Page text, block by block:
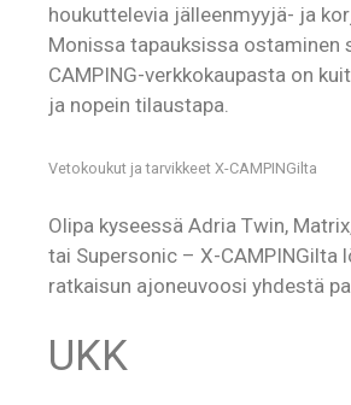
houkuttelevia jälleenmyyjä- ja
Monissa tapauksissa ostaminen
CAMPING-verkkokaupasta on
ja nopein tilaustapa.
Vetokoukut ja tarvikkeet X-CAMPINGilta
Olipa kyseessä Adria Twin,
tai Supersonic – X-CAMPINGilta
ratkaisun ajoneuvoosi yhdestä
UKK